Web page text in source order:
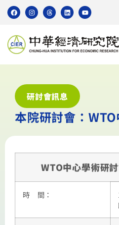
研討會訊息
本院研討會：
WTO中心學術研
時 間：